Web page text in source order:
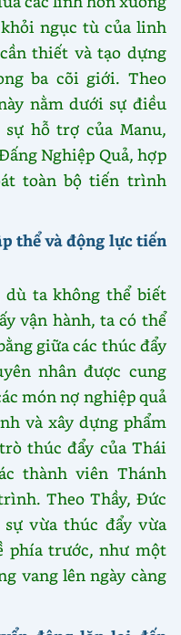
ngục tù của linh
thiết và tạo dựng
ba cõi giới. Theo
nằm dưới sự điều
hỗ trợ của Manu,
Nghiệp Quả, hợp
toàn bộ tiến trình
thể và động lực tiến
dù ta không thể biết
vận hành, ta có thể
giữa các thúc đẩy
nhân được cung
món nợ nghiệp quả
và xây dựng phẩm
thúc đẩy của Thái
thành viên Thánh
Theo Thầy, Đức
vừa thúc đẩy vừa
phía trước, như một
vang lên ngày càng